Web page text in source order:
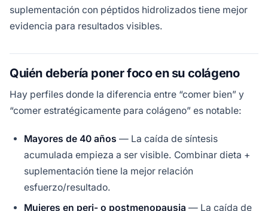
suplementación con péptidos hidrolizados tiene mejor
evidencia para resultados visibles.
Quién debería poner foco en su colágeno
Hay perfiles donde la diferencia entre “comer bien” y
“comer estratégicamente para colágeno” es notable:
Mayores de 40 años — La caída de síntesis
acumulada empieza a ser visible. Combinar dieta +
suplementación tiene la mejor relación
esfuerzo/resultado.
Mujeres en peri- o postmenopausia — La caída de